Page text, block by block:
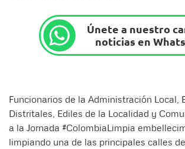
Únete a nuestro
noticias en
Funcionarios de la Administración Local,
Distritales, Ediles de la Localidad y
a la Jornada #ColombiaLimpia
limpiando una de las principales calles